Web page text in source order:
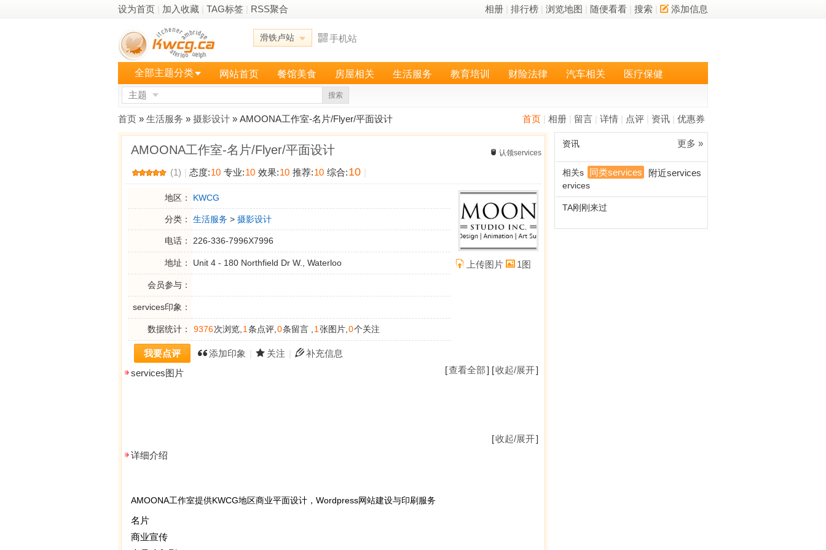
设为首页 加入收藏 TAG标签 RSS聚合 相册 排行榜 浏览地图 随便看看 搜索 添加信息
滑铁卢站 手机站
全部主题分类 网站首页 餐馆美食 房屋相关 生活服务 教育培训 财险法律 汽车相关 医疗保健
主题 搜索
首页 相册 留言 详情 点评 资讯 优惠券
首页 » 生活服务 » 摄影设计 » AMOONA工作室-名片/Flyer/平面设计
AMOONA工作室-名片/Flyer/平面设计 认领services
(1) 态度:10 专业:10 效果:10 推荐:10 综合:10
地区： KWCG
分类： 生活服务 > 摄影设计
电话： 226-336-7996X7996
地址： Unit 4 - 180 Northfield Dr W., Waterloo
会员参与：
services印象：
数据统计： 9376次浏览, 1 条点评, 0条留言 , 1 张图片, 0个关注
我要点评 添加印象 关注 补充信息
上传图片 1图
[查看全部] [收起/展开]
services图片
[收起/展开]
详细介绍
AMOONA工作室提供KWCG地区商业平面设计，Wordpress网站建设与印刷服务
名片
商业宣传
更多 »
资讯
同类services 附近services
相关s
ervices
TA刚刚来过